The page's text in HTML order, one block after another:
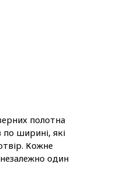
полотна
по ширині, які
Кожне
один